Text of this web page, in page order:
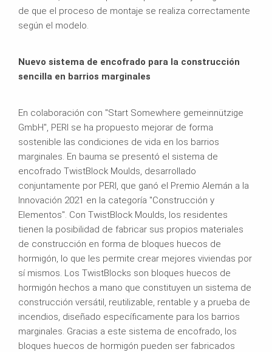
de que el proceso de montaje se realiza correctamente
según el modelo.
Nuevo sistema de encofrado para la construcción
sencilla en barrios marginales
En colaboración con "Start Somewhere gemeinnützige
GmbH", PERI se ha propuesto mejorar de forma
sostenible las condiciones de vida en los barrios
marginales. En bauma se presentó el sistema de
encofrado TwistBlock Moulds, desarrollado
conjuntamente por PERI, que ganó el Premio Alemán a la
Innovación 2021 en la categoría "Construcción y
Elementos". Con TwistBlock Moulds, los residentes
tienen la posibilidad de fabricar sus propios materiales
de construcción en forma de bloques huecos de
hormigón, lo que les permite crear mejores viviendas por
sí mismos. Los TwistBlocks son bloques huecos de
hormigón hechos a mano que constituyen un sistema de
construcción versátil, reutilizable, rentable y a prueba de
incendios, diseñado específicamente para los barrios
marginales. Gracias a este sistema de encofrado, los
bloques huecos de hormigón pueden ser fabricados